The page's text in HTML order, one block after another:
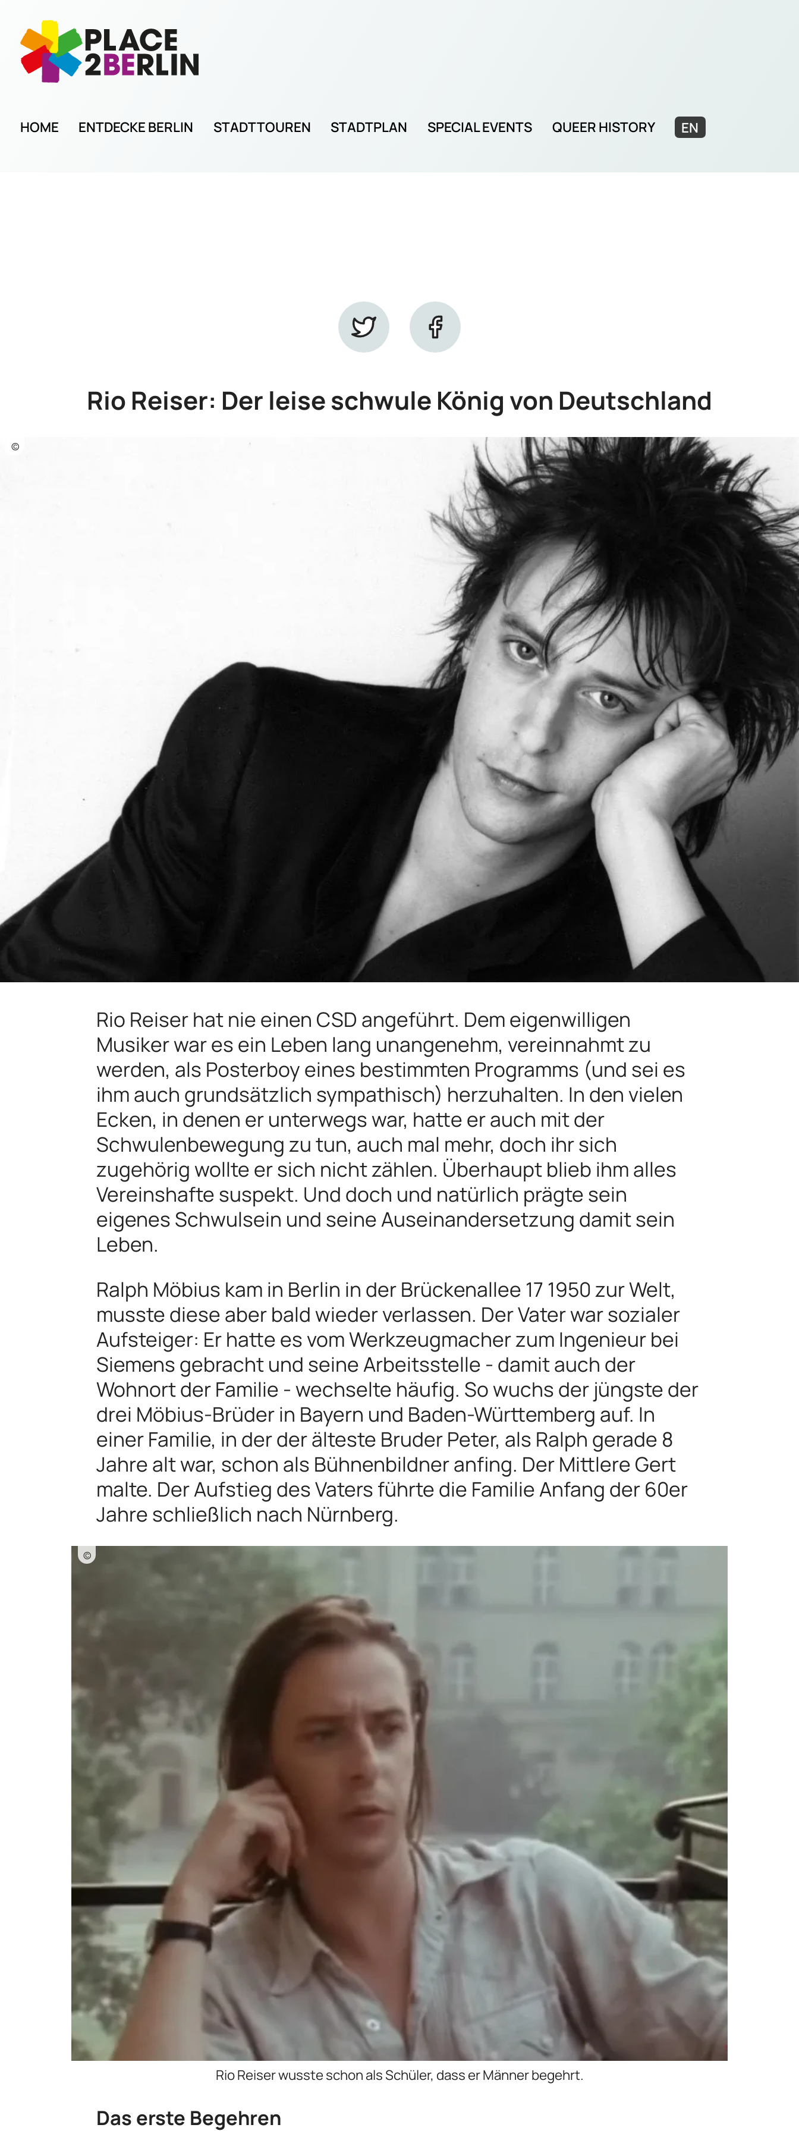
HOME ENTDECKE BERLIN STADTTOUREN STADTPLAN SPECIAL EVENTS QUEER HISTORY EN
Rio Reiser: Der leise schwule König von Deutschland
©
Rio Reiser hat nie einen CSD angeführt. Dem eigenwilligen
Musiker war es ein Leben lang unangenehm, vereinnahmt zu
werden, als Posterboy eines bestimmten Programms (und sei es
ihm auch grundsätzlich sympathisch) herzuhalten. In den vielen
Ecken, in denen er unterwegs war, hatte er auch mit der
Schwulenbewegung zu tun, auch mal mehr, doch ihr sich
zugehörig wollte er sich nicht zählen. Überhaupt blieb ihm alles
Vereinshafte suspekt. Und doch und natürlich prägte sein
eigenes Schwulsein und seine Auseinandersetzung damit sein
Leben.
Ralph Möbius kam in Berlin in der Brückenallee 17 1950 zur Welt,
musste diese aber bald wieder verlassen. Der Vater war sozialer
Aufsteiger: Er hatte es vom Werkzeugmacher zum Ingenieur bei
Siemens gebracht und seine Arbeitsstelle - damit auch der
Wohnort der Familie - wechselte häufig. So wuchs der jüngste der
drei Möbius-Brüder in Bayern und Baden-Württemberg auf. In
einer Familie, in der der älteste Bruder Peter, als Ralph gerade 8
Jahre alt war, schon als Bühnenbildner anfing. Der Mittlere Gert
malte. Der Aufstieg des Vaters führte die Familie Anfang der 60er
Jahre schließlich nach Nürnberg.
©
Rio Reiser wusste schon als Schüler, dass er Männer begehrt.
Das erste Begehren